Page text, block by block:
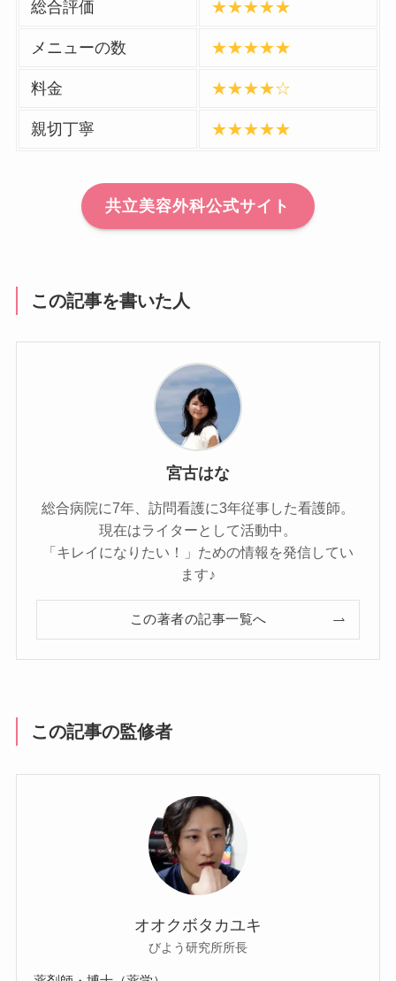
総合評価 ★★★★★
メニューの数 ★★★★★
料金 ★★★★☆
親切丁寧 ★★★★★
共立美容外科公式サイト
この記事を書いた人
宮古はな
総合病院に7年、訪問看護に3年従事した看護師。
現在はライターとして活動中。
「キレイになりたい！」ための情報を発信してい
ます♪
この著者の記事一覧へ
この記事の監修者
オオクボタカユキ
びよう研究所所長